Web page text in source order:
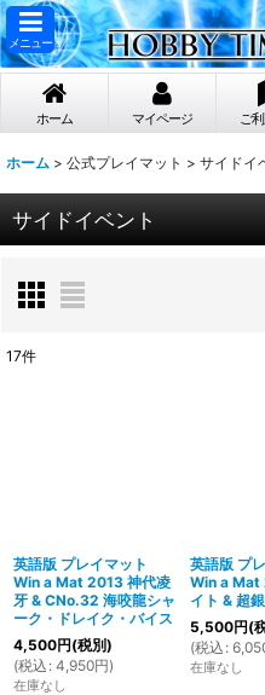
メニュー
ホーム マイページ ご
ホーム > 公式プレイマット > サイドイ
サイドイベント
絞
17件
英語版 プレイマット
Win a Mat 2013 神代凌
牙 & CNo.32 海咬龍シャ
ーク・ドレイク・バイス
4,500円(税別)
(税込 : 4,950円)
在庫なし
英語版 プ
Win a Mat
イト & 超
5,500円(
(税込 :
在庫なし